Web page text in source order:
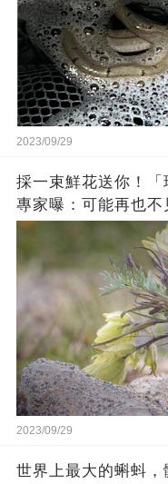
2023/09/29
採一束鮮花送你！「
專家曝：可能再也不
2023/09/29
世界上最大的蝌蚪